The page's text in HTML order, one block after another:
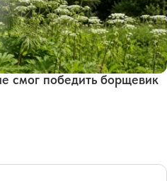
смог победить борщевик